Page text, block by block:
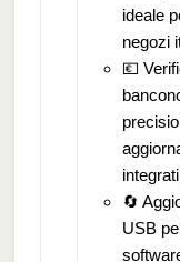
ideale
negozi
💶
🔄
USB